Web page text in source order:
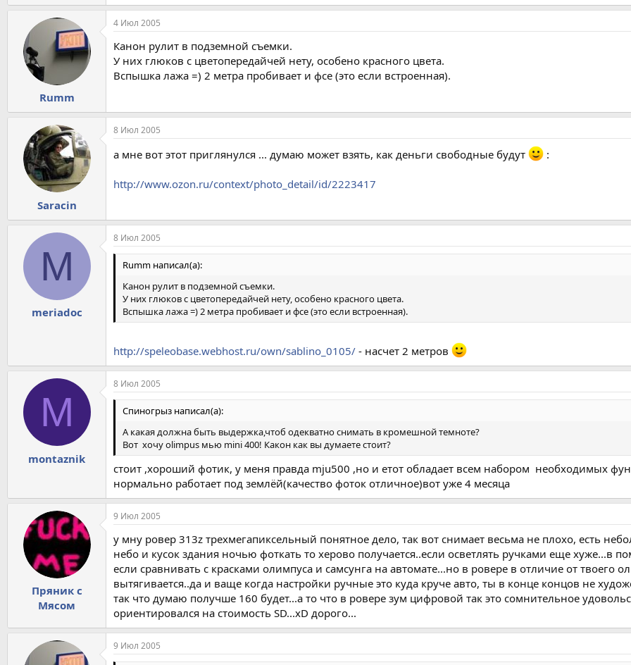
Rumm
4 Июл 2005
Канон рулит в подземной съемки.
У них глюков с цветопередайчей нету, особено красного цвета.
Вспышка лажа =) 2 метра пробивает и фсе (это если встроенная).
Saracin
8 Июл 2005
а мне вот этот приглянулся ... думаю может взять, как деньги свободные будут :
http://www.ozon.ru/context/photo_detail/id/2223417
M
meriadoc
8 Июл 2005
Rumm написал(а):
Канон рулит в подземной съемки.
У них глюков с цветопередайчей нету, особено красного цвета.
Вспышка лажа =) 2 метра пробивает и фсе (это если встроенная).
http://speleobase.webhost.ru/own/sablino_0105/ - насчет 2 метров
M
montaznik
8 Июл 2005
Спиногрыз написал(а):
А какая должна быть выдержка,чтоб одекватно снимать в кромешной темноте?
Вот хочу olimpus мью mini 400! Какон как вы думаете стоит?
стоит ,хороший фотик, у меня правда mju500 ,но и етот обладает всем набором необходимых
нормально работает под землёй(качество фоток отличное)вот уже 4 месяца
Пряник с
Мясом
9 Июл 2005
у мну ровер 313z трехмегапиксельный понятное дело, так вот снимает весьма не плохо, есть
небо и кусок здания ночью фоткать то херово получается..если осветлять ручками еще хуже...в
если сравнивать с красками олимпуса и самсунга на автомате...но в ровере в отличие от твоего
вытягивается..да и ваще когда настройки ручные это куда круче авто, ты в конце концов не
так что думаю получше 160 будет...а то что в ровере зум цифровой так это сомнительное
ориентировался на стоимость SD...xD дорого...
9 Июл 2005